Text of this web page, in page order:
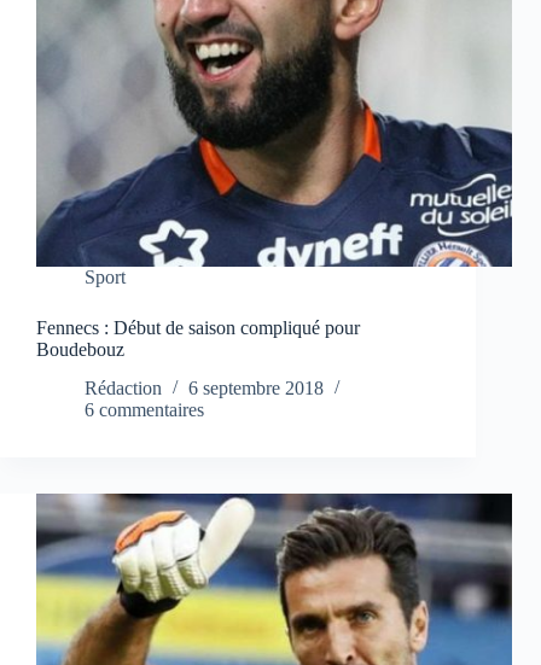
Sport
Fennecs : Début de saison compliqué pour
Boudebouz
Rédaction
6 septembre 2018
6 commentaires